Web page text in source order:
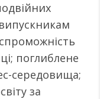
поглиблене
середовища;
за